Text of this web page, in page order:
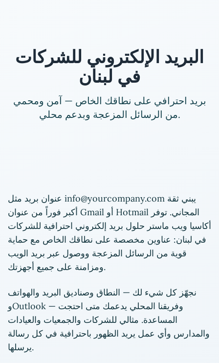
البريد الإلكتروني للشركات
في لبنان
بريد احترافي على نطاقك الخاص — آمن ومحمي
من الرسائل المزعجة وبدعم محلي.
عنوان بريد مثل info@yourcompany.com يبني ثقة
أكبر فوراً من عنوان Gmail أو Hotmail المجاني. توفر
أكاسيا ويب ماستر حلول بريد إلكتروني احترافية للشركات
في لبنان: عناوين مخصصة على نطاقك الخاص مع حماية
قوية من الرسائل المزعجة ووصول عبر بريد الويب
ومزامنة على جميع أجهزتك.
نجهّز كل شيء لك — النطاق وصناديق البريد والهواتف
وOutlook — وفريقنا المحلي يدعمك متى احتجت
المساعدة. مثالي للشركات والجمعيات والعيادات
والمدارس وأي عمل يريد الظهور باحترافية في كل رسالة
يرسلها.